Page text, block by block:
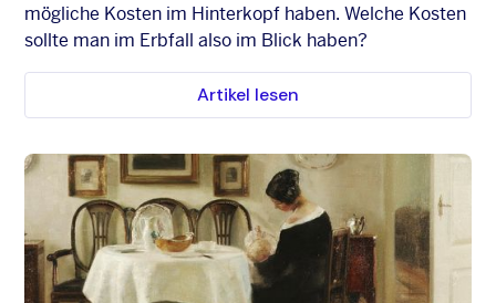
mögliche Kosten im Hinterkopf haben. Welche Kosten
sollte man im Erbfall also im Blick haben?
Artikel lesen